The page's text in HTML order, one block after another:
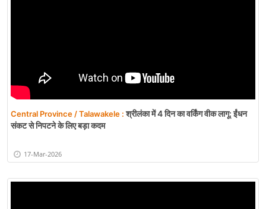
Central Province / Talawakele :श्रीलंका में 4 दिन का वर्किंग वीक लागू: ईंधन
संकट से निपटने के लिए बड़ा कदम
17-Mar-2026